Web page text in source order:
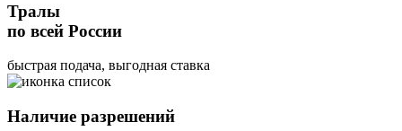
Тралы
по всей России
быстрая подача, выгодная ставка
Наличие разрешений